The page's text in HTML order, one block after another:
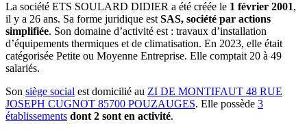
La société ETS SOULARD DIDIER a été créée le 1 février 2001,
il y a 26 ans. Sa forme juridique est SAS, société par actions
simplifiée. Son domaine d’activité est : travaux d’installation
d’équipements thermiques et de climatisation. En 2023, elle était
catégorisée Petite ou Moyenne Entreprise. Elle comptait 20 à 49
salariés.
Son siège social est domicilié au ZI DE MONTIFAUT 48 RUE
JOSEPH CUGNOT 85700 POUZAUGES. Elle possède 3
établissements dont 2 sont en activité.